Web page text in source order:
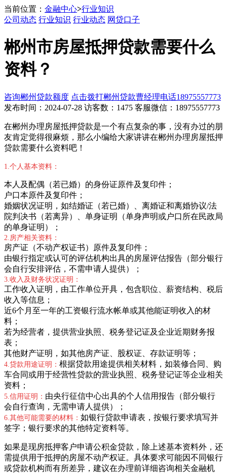
当前位置： 金融中心>行业知识
公司动态 行业知识 行业动态 网贷口子
郴州市房屋抵押贷款需要什么
资料？
咨询郴州贷款额度 点击拨打郴州贷款曹经理电话18975557773
发布时间：2024-07-28 访客数：1475 客服微信：18975557773
在郴州办理房屋抵押贷款是一个有点复杂的事，没有办过的朋
友肯定觉得很麻烦，那么小编给大家讲讲在郴州办理房屋抵押
贷款需要什么资料吧！
1.个人基本资料：
本人及配偶（若已婚）的身份证原件及复印件；
户口本原件及复印件；
婚姻状况证明，如结婚证（若已婚）、离婚证和离婚协议/法
院判决书（若离异）、单身证明（单身声明或户口所在民政局
的单身证明）；
2.房产相关资料：
房产证（不动产权证书）原件及复印件；
由银行指定或认可的评估机构出具的房屋评估报告（部分银行
会自行安排评估，不需申请人提供）；
3.收入及财务状况证明：
工作收入证明，由工作单位开具，包含职位、薪资结构、税后
收入等信息；
近6个月至一年的工资银行流水帐单或其他能证明收入的材
料；
若为经营者，提供营业执照、税务登记证及企业近期财务报
表；
其他财产证明，如其他房产证、股权证、存款证明等；
4.贷款用途证明： 根据贷款用途提供相关材料，如装修合同、购
车合同或用于经营性贷款的营业执照、税务登记证等企业相关
资料；
5.信用证明： 由央行征信中心出具的个人信用报告（部分银行
会自行查询，无需申请人提供）；
6.其他可能需要的材料： 如银行贷款申请表，按银行要求填写并
签字；银行要求的其他特定资料等。
如果是现房抵押客户申请公积金贷款，除上述基本资料外，还
需提供用于抵押的房屋不动产权证。具体要求可能因不同银行
或贷款机构而有所差异，建议在办理前详细咨询相关金融机